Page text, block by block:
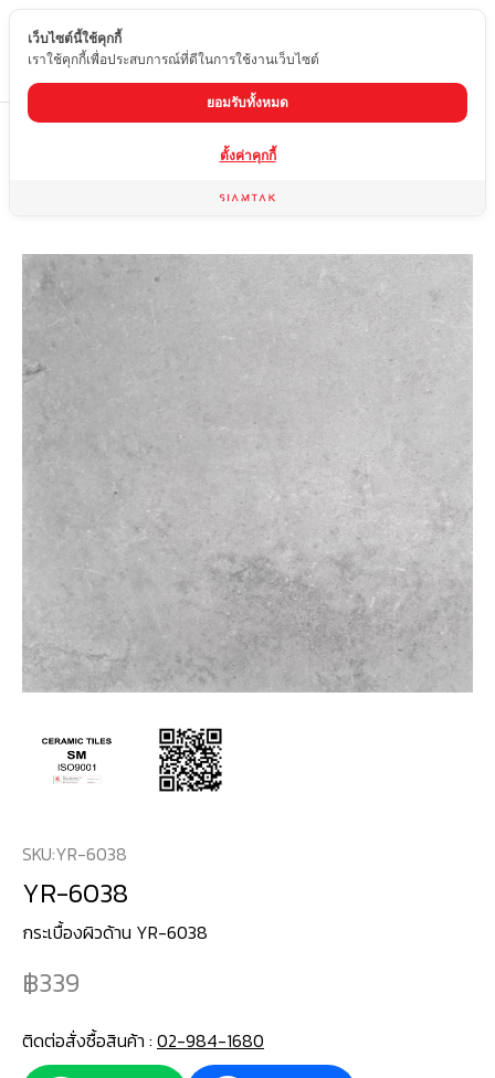
TH
กระเบื้องผิวด้าน
SKU:YR-6038
YR-6038
กระเบื้องผิวด้าน YR-6038
339
ติดต่อสั่งซื้อสินค้า : 02-984-1680
เว็บไซต์นี้ใช้คุกกี้
เราใช้คุกกี้เพื่อประสบการณ์ที่ดีในการใช้งานเว็บไซต์
ยอมรับทั้งหมด
ตั้งค่าคุกกี้